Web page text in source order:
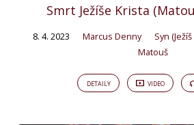
Smrt Ježíše Krista
8. 4. 2023 Marcus Denny Syn
Matouš
DETAILY VIDEO